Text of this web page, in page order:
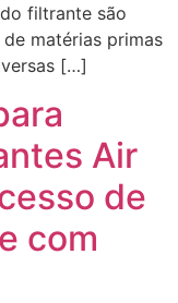
filtrante são
matérias primas
[…]
Air
de
com